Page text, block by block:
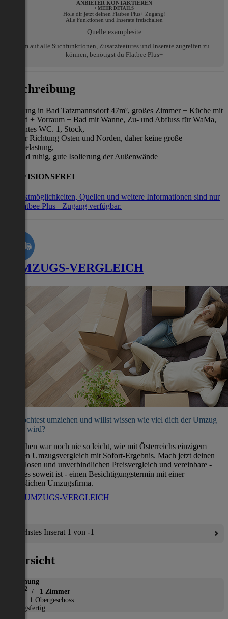
ANBIETER KONTAKTIEREN
+ MEHR DETAILS
Hole dir jetzt deinen Flatbee Plus+ Zugang!
Alle Funktionen und Inserate freischalten
Quelle:examplesite
Um auf alle Suchfunktionen, Zusatzfeatures und Inserate zugreifen zu
können, benötigst du Flatbee Plus+
Beschreibung
Wohnung in Bad Tatzmannsdorf 47m², großes Zimmer + Küche mit
E-Herd + Vorraum + Bad mit Wanne, Zu- und Abfluss für WaMa,
getrenntes WC. 1, Stock,
Fenster Richtung Osten und Norden, daher keine große
Hitzebelastung,
hell und ruhig, gute Isolierung der Außenwände
PROVISIONSFREI
Kontaktmöglichkeiten, Quellen und weitere Informationen sind nur
mit Flatbee Plus+ Zugang verfügbar.
UMZUGS-VERGLEICH
Du möchtest umziehen und willst wissen wie viel dich der Umzug
kosten wird?
Umziehen war noch nie so leicht, wie mit Österreichs einzigem
direkten Umzugsvergleich mit Sofort-Ergebnis. Mach jetzt deinen
kostenlosen und unverbindlichen Preisvergleich und vereinbare -
wenn es soweit ist - einen Besichtigungstermin mit einer
verlässlichen Umzugsfirma.
ZUM UMZUGS-VERGLEICH
Nächstes Inserat 1 von -1
Übersicht
Wohnung
2 / 1 Zimmer
Etage: 1 Obergeschoss
Bezugsfertig